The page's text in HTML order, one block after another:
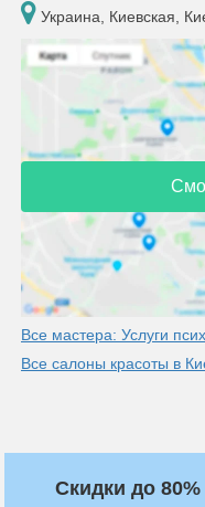
Украина, Киевская,
Все мастера: Услуги
Все салоны красоты в
Скидки до